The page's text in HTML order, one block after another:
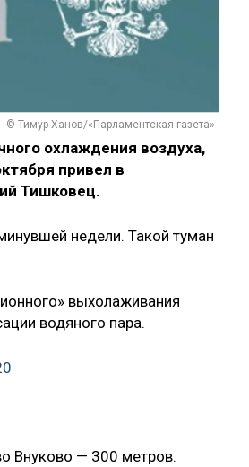
© Тимур Ханов/«Парламентская газета»
охлаждения воздуха,
привел в
Тишковец.
недели. Такой туман
выхолаживания
водяного пара.
Внуково — 300 метров.